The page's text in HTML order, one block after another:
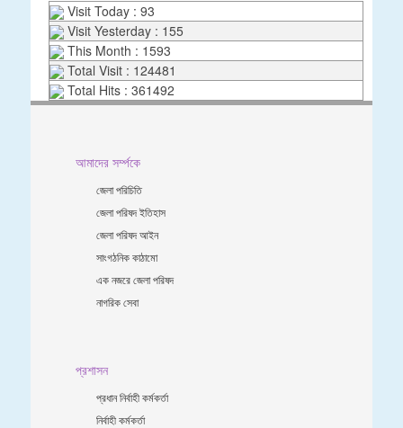
Visit Today : 93
Visit Yesterday : 155
This Month : 1593
Total Visit : 124481
Total Hits : 361492
আমাদের সর্ম্পকে
জেলা পরিচিতি
জেলা পরিষদ ইতিহাস
জেলা পরিষদ আইন
সাংগঠনিক কাঠামো
এক নজরে জেলা পরিষদ
নাগরিক সেবা
প্রশাসন
প্রধান নির্বাহী কর্মকর্তা
নির্বাহী কর্মকর্তা